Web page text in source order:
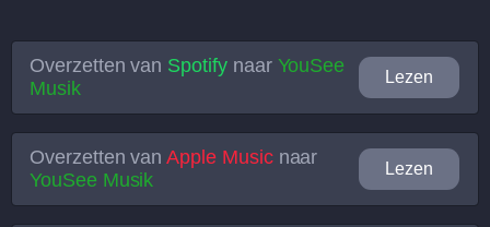
Overzetten van Spotifynaar YouSee
Musik
Lezen
Overzetten vanApple Musicnaar
YouSee Musik
Lezen